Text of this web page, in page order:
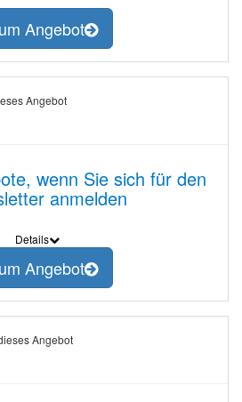
Angebot
Angebot
wenn Sie sich für den
anmelden
Details
Angebot
Angebot